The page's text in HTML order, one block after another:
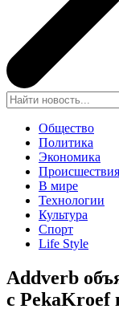
Общество
Политика
Экономика
Происшествия
В мире
Технологии
Культура
Спорт
Life Style
Addverb
с PekaKroef